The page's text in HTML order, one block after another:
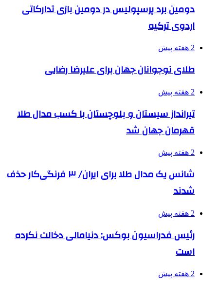
دومین برد پرسپولیس در دومین بازی تدارکاتی
اردوی ترکیه
2 هفته پیش
طلای نوجوانان جهان برای علیرضا رضایی
2 هفته پیش
تیرانداز سیستان و بلوچستان با کسب مدال طلا
قهرمان جهان شد
2 هفته پیش
شانس یک مدال طلا برای ایران/ ۳ فرنگی‌کار حذف
شدند
2 هفته پیش
رئیس فدراسیون بوکس: دنیامالی دخالت نکرده
است
2 هفته پیش